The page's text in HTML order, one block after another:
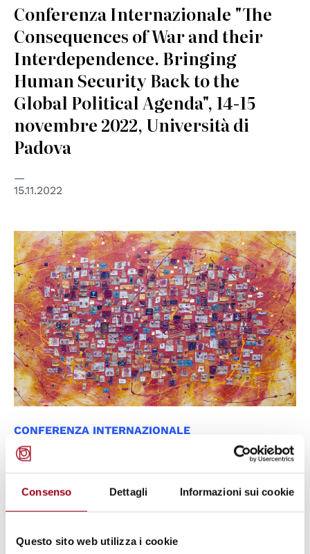
Consenso Dettagli Informazioni sui cookie
Questo sito web utilizza i cookie
Conferenza Internazionale "The
Consequences of War and their
Interdependence. Bringing
Human Security Back to the
Global Political Agenda", 14-15
novembre 2022, Università di
Padova
15.11.2022
© Anna Piratti
CONFERENZA INTERNAZIONALE
Conferenza internazionale
"Towards an inclusive governance
of “EU fundamental values",
Università di Padova, 8-9
novembre 2021